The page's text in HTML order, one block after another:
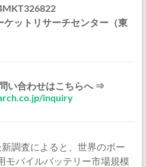
ケットリサーチセンター（東
い合わせはこちらへ ⇒
inquiry
調査によると、世界のポー
モバイルバッテリー市場規模